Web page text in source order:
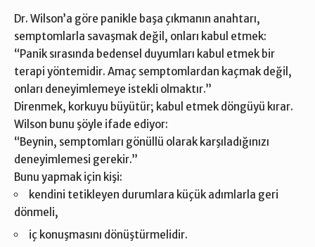
Dr. Wilson’a göre panikle başa çıkmanın anahtarı,
semptomlarla savaşmak değil, onları kabul etmek:
“Panik sırasında bedensel duyumları kabul etmek bir
terapi yöntemidir. Amaç semptomlardan kaçmak değil,
onları deneyimlemeye istekli olmaktır.”
Direnmek, korkuyu büyütür; kabul etmek döngüyü kırar.
Wilson bunu şöyle ifade ediyor:
“Beynin, semptomları gönüllü olarak karşıladığınızı
deneyimlemesi gerekir.”
Bunu yapmak için kişi:
kendini tetikleyen durumlara küçük adımlarla geri
dönmeli,
iç konuşmasını dönüştürmelidir.